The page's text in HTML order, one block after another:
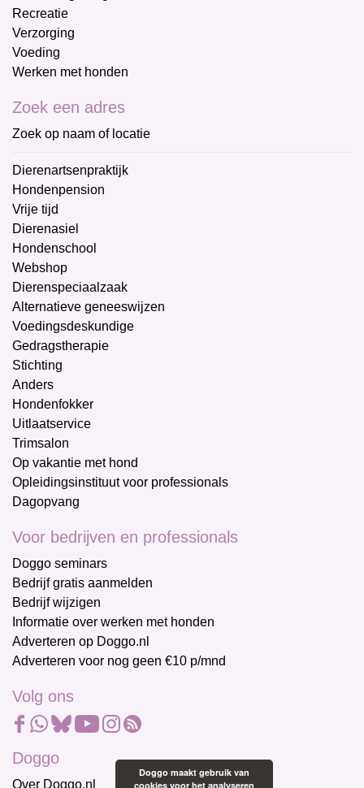
Recreatie
Verzorging
Voeding
Werken met honden
Zoek een adres
Zoek op naam of locatie
Dierenartsenpraktijk
Hondenpension
Vrije tijd
Dierenasiel
Hondenschool
Webshop
Dierenspeciaalzaak
Alternatieve geneeswijzen
Voedingsdeskundige
Gedragstherapie
Stichting
Anders
Hondenfokker
Uitlaatservice
Trimsalon
Op vakantie met hond
Opleidingsinstituut voor professionals
Dagopvang
Voor bedrijven en professionals
Doggo seminars
Bedrijf gratis aanmelden
Bedrijf wijzigen
Informatie over werken met honden
Adverteren op Doggo.nl
Adverteren voor nog geen €10 p/mnd
Volg ons
Doggo
Over Doggo.nl
Doggo maakt gebruik van
cookies voor het analyseren